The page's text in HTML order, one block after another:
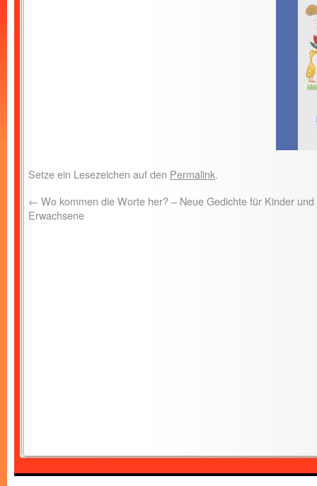
Setze ein Lesezeichen auf den Permalink.
← Wo kommen die Worte her? – Neue Gedichte für Kinder und
Erwachsene